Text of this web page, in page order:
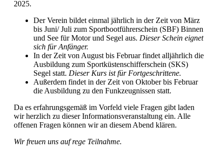
2025.
Der Verein bildet einmal jährlich in der Zeit von März
bis Juni/ Juli zum Sportbootführerschein (SBF) Binnen
und See für Motor und Segel aus. Dieser Schein eignet
sich für Anfänger.
In der Zeit von August bis Februar findet alljährlich die
Ausbildung zum Sportküstenschifferschein (SKS)
Segel statt. Dieser Kurs ist für Fortgeschrittene.
Außerdem findet in der Zeit von Oktober bis Februar
die Ausbildung zu den Funkzeugnissen statt.
Da es erfahrungsgemäß im Vorfeld viele Fragen gibt laden
wir herzlich zu dieser Informationsveranstaltung ein. Alle
offenen Fragen können wir an diesem Abend klären.
Wir freuen uns auf rege Teilnahme.